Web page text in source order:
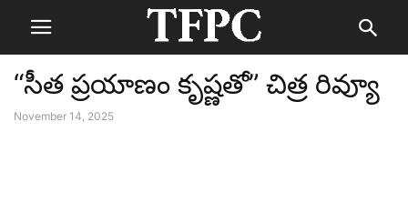
“సీత ప్రయాణం కృష్ణతో” చిత్ర రివ్యూ
November 14, 2025